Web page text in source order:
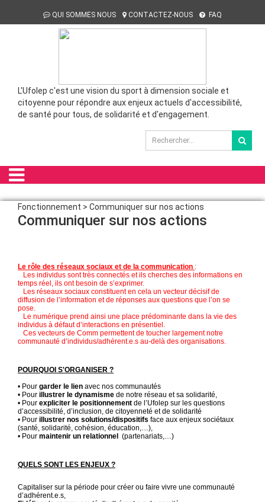
QUI SOMMES NOUS CONTACTEZ-NOUS FAQ
L'Ufolep c'est une vision du sport à dimension sociale et
citoyenne pour répondre aux enjeux actuels d'accessibilité,
de santé pour tous, de solidarité et d'engagement.
Fonctionnement > Communiquer sur nos actions
Communiquer sur nos actions
Le rôle des réseaux sociaux et de la communication :
Les individus sont très connectés et ils cherches des informations en
temps réel, ils ont besoin de s’exprimer.
Les réseaux sociaux constituent en cela un vecteur décisif de
diffusion de l’information et de réponses aux questions que l’on se
pose.
Le numérique prend ainsi une place prédominante dans la vie des
individus à défaut d’interactions en présentiel.
Ces vecteurs de Comm permettent de toucher largement notre
communauté d’individus/adhérent.e.s au-delà des organisations.
POURQUOI S'ORGANISER ?
• Pour garder le lien avec nos communautés
• Pour illustrer le dynamisme de notre réseau et sa solidarité,
• Pour expliciter le positionnement de l’Ufolep sur les questions
d’accessibilité, d’inclusion, de citoyenneté et de solidarité
• Pour illustrer nos solutions/dispositifs face aux enjeux sociétaux
(santé, solidarité, cohésion, éducation,…),
• Pour maintenir un relationnel (partenariats,…)
QUELS SONT LES ENJEUX ?
Capitaliser sur la période pour créer ou faire vivre une communauté
d’adhérent.e.s,